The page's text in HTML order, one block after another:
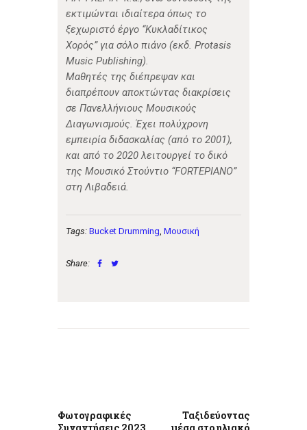
εκτιμώνται ιδιαίτερα όπως το
ξεχωριστό έργο “Κυκλαδίτικος
Χορός” για σόλο πιάνο (εκδ. Protasis
Music Publishing).
Μαθητές της διέπρεψαν και
διαπρέπουν αποκτώντας διακρίσεις
σε Πανελλήνιους Μουσικούς
Διαγωνισμούς. Έχει πολύχρονη
εμπειρία διδασκαλίας (από το 2001),
και από το 2020 λειτουργεί το δικό
της Μουσικό Στούντιο “FORTEPIANO”
στη Λιβαδειά.
Tags: Bucket Drumming, Μουσική
Share:
Φωτογραφικές
Ταξιδεύοντας